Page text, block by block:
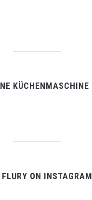
KÜCHENMASCHINE
ON INSTAGRAM